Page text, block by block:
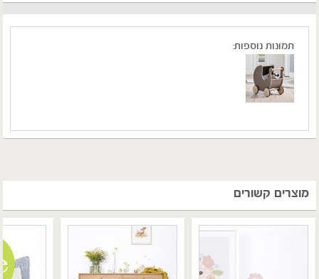
תמונות נוספות:
מוצרים קשורים